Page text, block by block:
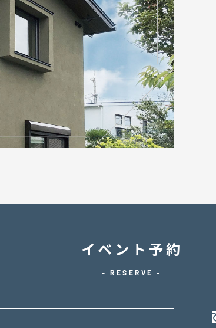
イベント予約
- RESERVE -